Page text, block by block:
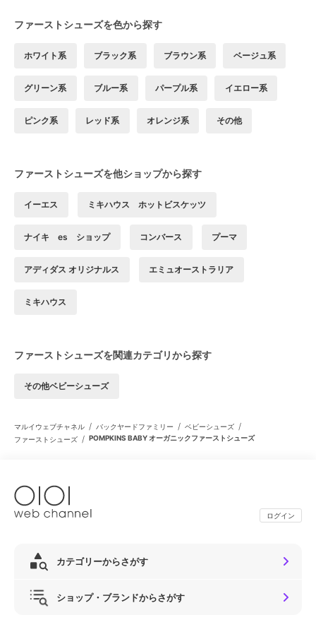
ファーストシューズを色から探す
ホワイト系 ブラック系 ブラウン系 ベージュ系
グリーン系 ブルー系 パープル系 イエロー系
ピンク系 レッド系 オレンジ系 その他
ファーストシューズを他ショップから探す
イーエス ミキハウス ホットビスケッツ
ナイキ es ショップ コンバース プーマ
アディダス オリジナルス エミュオーストラリア
ミキハウス
ファーストシューズを関連カテゴリから探す
その他ベビーシューズ
マルイウェブチャネル / バックヤードファミリー / ベビーシューズ /
ファーストシューズ / POMPKINS BABY オーガニックファーストシューズ
ログイン
カテゴリーからさがす
ショップ・ブランドからさがす